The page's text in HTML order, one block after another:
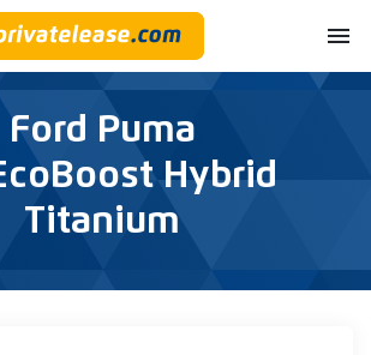
menu
Ford Puma
Hybrid
Titanium